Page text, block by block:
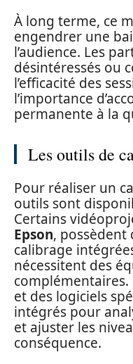
À long terme, ce
engendrer une
l’audience. Les
désintéressés ou
l’efficacité des
l’importance
permanente à la
Les outils de
Pour réaliser un
outils sont
Certains
Epson, possèdent
calibrage
nécessitent des
et des logiciels
intégrés pour
et ajuster les
conséquence.